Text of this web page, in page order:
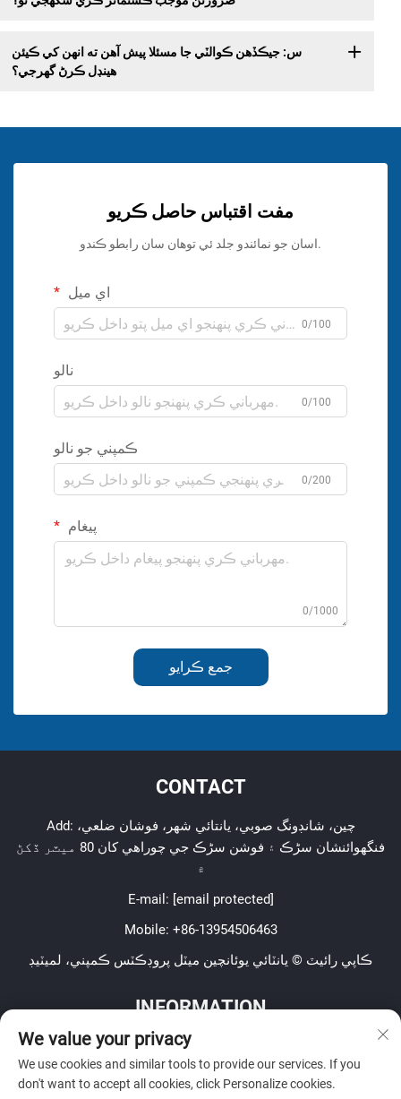
س: جيڪڏهن ڪوالٽي جا مسئلا پيش آهن ته انهن کي ڪيئن
هينڊل ڪرڻ گهرجي؟
مفت اقتباس حاصل ڪريو
اسان جو نمائندو جلد ئي توهان سان رابطو ڪندو.
اي ميل
0/100
نالو
0/100
ڪمپني جو نالو
0/200
پيغام
0/1000
جمع ڪرايو
CONTACT
Add: چين، شانڊونگ صوبي، يانتائي شهر، فوشان ضلعي،
فنگهوائنشان سڑڪ ۽ فوشن سڑڪ جي چوراھي کان 80 ميٽر ڏکڻ
۾
E-mail: [email protected]
Mobile: +86-13954506463
ڪاپي رائيٽ © يانٽائي يوئانچين ميٽل پروڊڪٽس ڪمپني، لميٽيڊ
INFORMATION
Sign up to receive our weekly newsletter
We value your privacy
We use cookies and similar tools to provide our services. If you
don't want to accept all cookies, click Personalize cookies.